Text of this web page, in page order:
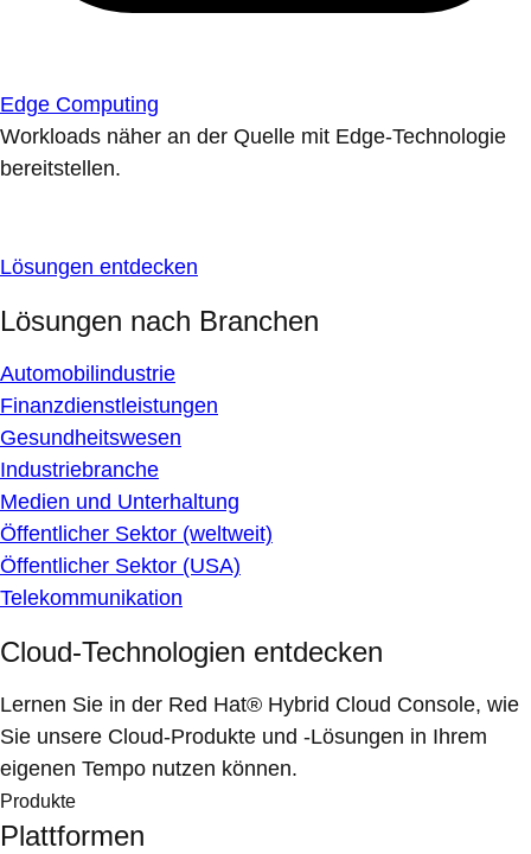
Edge Computing
Workloads näher an der Quelle mit Edge-Technologie
bereitstellen.
Lösungen entdecken
Lösungen nach Branchen
Automobilindustrie
Finanzdienstleistungen
Gesundheitswesen
Industriebranche
Medien und Unterhaltung
Öffentlicher Sektor (weltweit)
Öffentlicher Sektor (USA)
Telekommunikation
Cloud-Technologien entdecken
Lernen Sie in der Red Hat® Hybrid Cloud Console, wie
Sie unsere Cloud-Produkte und -Lösungen in Ihrem
eigenen Tempo nutzen können.
Produkte
Plattformen